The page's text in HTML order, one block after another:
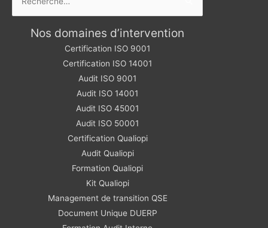
Nos domaines d’intervention
Certification ISO 9001
Certification ISO 14001
Audit ISO 9001
Audit ISO 14001
Audit ISO 45001
Audit ISO 50001
Certification Qualiopi
Audit Qualiopi
Formation Qualiopi
Kit Qualiopi
Management de transition QSE
Document Unique DUERP